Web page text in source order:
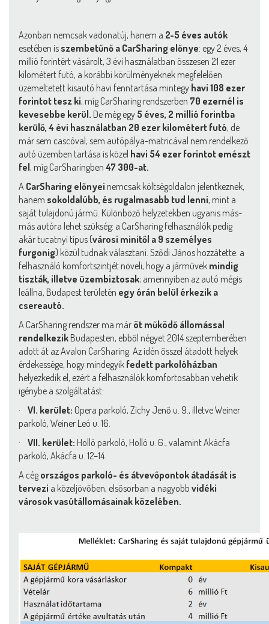
Azonban nemcsak vadonatúj, hanem a 2-5 éves autók
esetében is szembetűnő a CarSharing előnye: egy 2 éves, 4
millió forintért vásárolt, 3 évi használatban összesen 21 ezer
kilométert futó, a korábbi körülményeknek megfelelően
üzemeltetett kisautó havi fenntartása mintegy havi 108 ezer
forintot tesz ki, míg CarSharing rendszerben 70 ezernél is
kevesebbe kerül. De még egy 5 éves, 2 millió forintba
kerülő, 4 évi használatban 20 ezer kilométert futó, de
már sem cascóval, sem autópálya-matricával nem rendelkező
autó üzemben tartása is közel havi 54 ezer forintot emészt
fel, míg CarSharingben 47 300-at.
A CarSharing előnyei nemcsak költségoldalon jelentkeznek,
hanem sokoldalúbb, és rugalmasabb tud lenni, mint a
saját tulajdonú jármű. Különböző helyzetekben ugyanis más-
más autóra lehet szükség: a CarSharing felhasználók pedig
akár tucatnyi típus (városi minitől a 9 személyes
furgonig) közül tudnak választani. Sződi János hozzátette: a
felhasználó komfortszintjét növeli, hogy a járművek mindig
tiszták, illetve üzembiztosak; amennyiben az autó mégis
leállna, Budapest területén egy órán belül érkezik a
csereautó.
A CarSharing rendszer ma már öt működő állomással
rendelkezik Budapesten, ebből négyet 2014 szeptemberében
adott át az Avalon CarSharing. Az idén ősszel átadott helyek
érdekessége, hogy mindegyik fedett parkolóházban
helyezkedik el, ezért a felhasználók komfortosabban vehetik
igénybe a szolgáltatást:
· VI. kerület: Opera parkoló, Zichy Jenő u. 9., illetve Weiner
parkoló, Weiner Leó u. 16.
· VII. kerület: Holló parkoló, Holló u. 6., valamint Akácfa
parkoló, Akácfa u. 12–14.
A cég országos parkoló- és átvevőpontok átadását is
tervezi a közeljövőben, elsősorban a nagyobb vidéki
városok vasútállomásainak közelében.